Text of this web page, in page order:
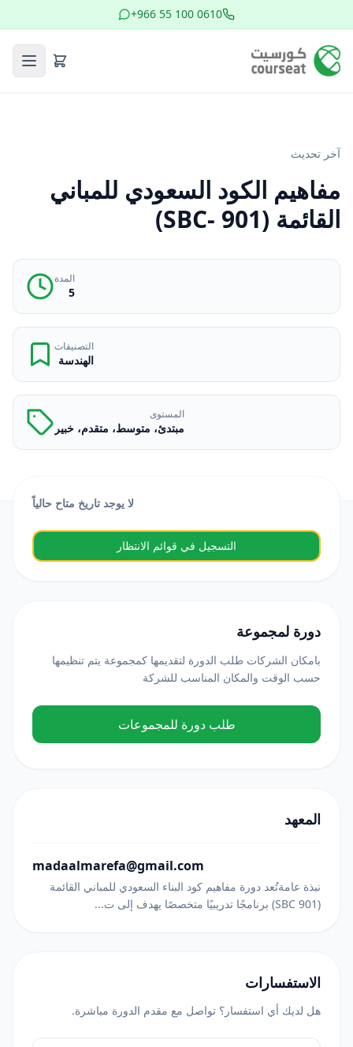
+966 55 100 0610
آخر تحديث
مفاهيم الكود السعودي للمباني
القائمة (SBC- 901)
المدة
5
التصنيفات
الهندسة
المستوى
مبتدئ، متوسط، متقدم، خبير
لا يوجد تاريخ متاح حالياً
التسجيل في قوائم الانتظار
دورة لمجموعة
بامكان الشركات طلب الدورة لتقديمها كمجموعة يتم تنظيمها
حسب الوقت والمكان المناسب للشركة
طلب دورة للمجموعات
المعهد
madaalmarefa@gmail.com
نبذة عامةتُعد دورة مفاهيم كود البناء السعودي للمباني القائمة
(SBC 901) برنامجًا تدريبيًا متخصصًا يهدف إلى ت...
الاستفسارات
هل لديك أي استفسار؟ تواصل مع مقدم الدورة مباشرة.